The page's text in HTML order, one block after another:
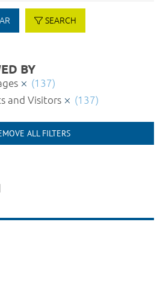
SEARCH
BY
(137)
and Visitors
(137)
ALL FILTERS